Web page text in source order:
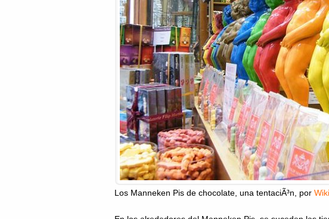
Los Manneken Pis de chocolate, una tentaciÃ³n , por